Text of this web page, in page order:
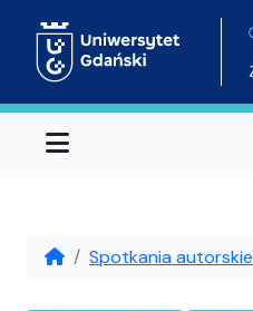
Menu
Spotkania autorskie